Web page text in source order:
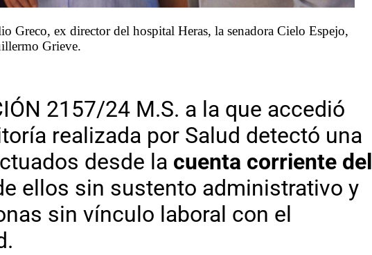
Greco, ex director del hospital Heras, la senadora Cielo Espejo,
Grieve.
2157/24 M.S. a la que accedió
realizada por Salud detectó una
desde la cuenta corriente del
ellos sin sustento administrativo y
sin vínculo laboral con el